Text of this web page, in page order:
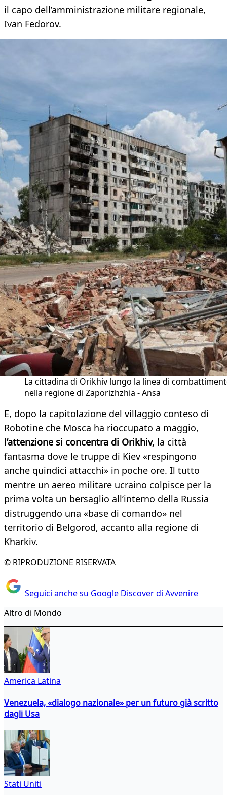
il capo dell’amministrazione militare regionale,
Ivan Fedorov.
La cittadina di Orikhiv lungo la linea di
nella regione di Zaporizhzhia - Ansa
E, dopo la capitolazione del villaggio conteso di
Robotine che Mosca ha rioccupato a maggio,
l’attenzione si concentra di Orikhiv, la città
fantasma dove le truppe di Kiev «respingono
anche quindici attacchi» in poche ore. Il tutto
mentre un aereo militare ucraino colpisce per la
prima volta un bersaglio all’interno della Russia
distruggendo una «base di comando» nel
territorio di Belgorod, accanto alla regione di
Kharkiv.
© RIPRODUZIONE RISERVATA
Seguici anche su Google Discover di Avvenire
Altro di Mondo
America Latina
Venezuela, «dialogo nazionale» per un futuro già scritto
dagli Usa
Stati Uniti